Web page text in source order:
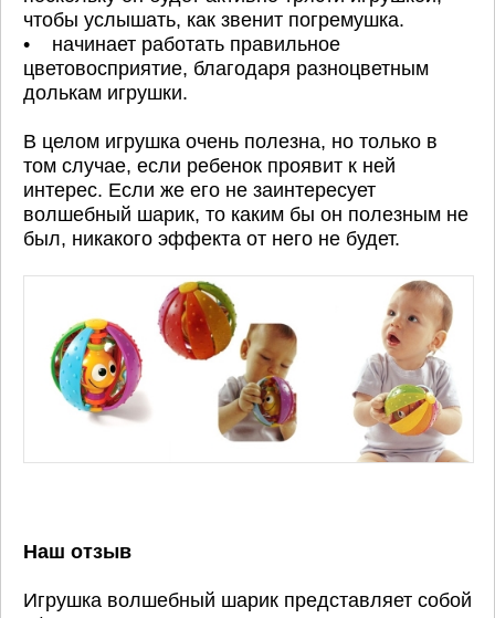
чтобы услышать, как звенит погремушка.
• начинает работать правильное
цветовосприятие, благодаря разноцветным
долькам игрушки.
В целом игрушка очень полезна, но только в
том случае, если ребенок проявит к ней
интерес. Если же его не заинтересует
волшебный шарик, то каким бы он полезным не
был, никакого эффекта от него не будет.
Наш отзыв
Игрушка волшебный шарик представляет собой